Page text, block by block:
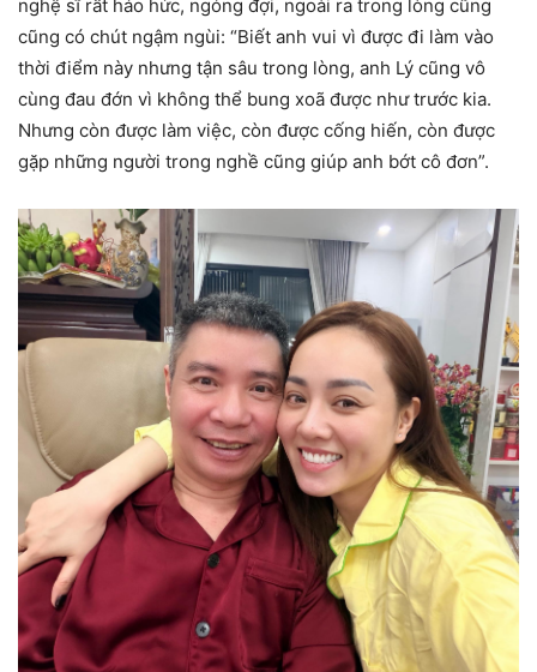
nghệ sĩ rất háo hức, ngóng đợi, ngoài ra trong lòng cũng
cũng có chút ngậm ngùi: “Biết anh vui vì được đi làm vào
thời điểm này nhưng tận sâu trong lòng, anh Lý cũng vô
cùng đau đớn vì không thể bung xoã được như trước kia.
Nhưng còn được làm việc, còn được cống hiến, còn được
gặp những người trong nghề cũng giúp anh bớt cô đơn”.